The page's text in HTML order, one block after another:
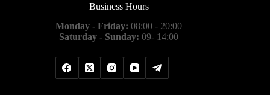
Business Hours
Monday - Friday: 08:00 - 20:00
Saturday - Sunday: 09- 14:00